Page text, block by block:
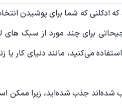
که ادکلنی که شما برای پوشیدن
برای چند مورد از سبک های
می‌کنید، مانند دنیای کار یا
جذب شده‌اید، زیرا ممکن